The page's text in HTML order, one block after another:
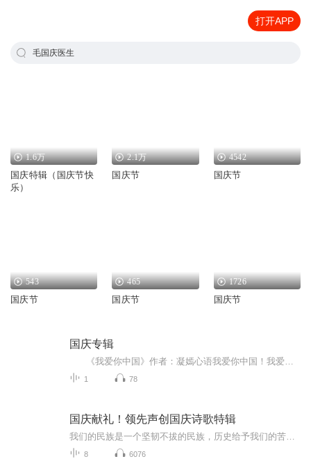
打开APP
毛国庆医生
1.6万
国庆特辑（国庆节快
乐）
2.1万
国庆节
4542
国庆节
543
国庆节
465
国庆节
1726
国庆节
国庆专辑
1 78
国庆献礼！领先声创国庆诗歌特辑
8 6076